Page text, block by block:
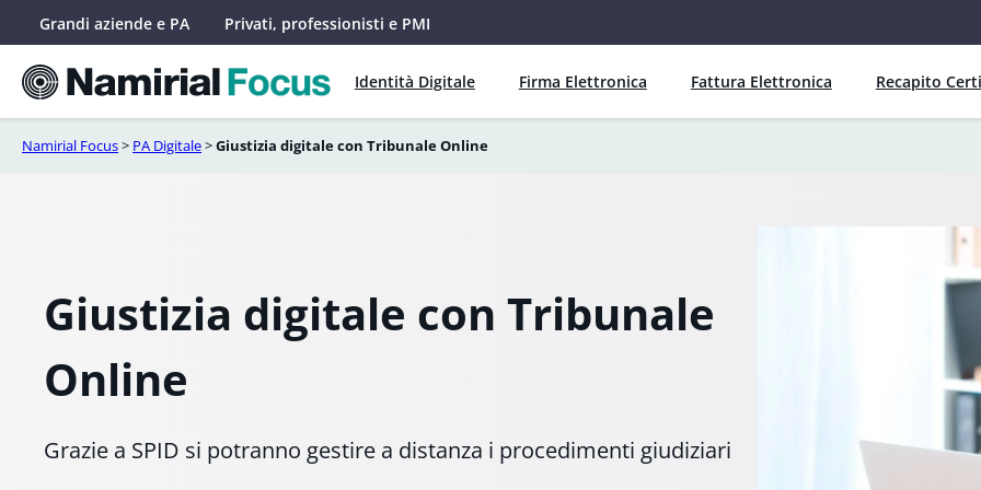
contenuto
Grandi aziende e PA Privati, professionisti e PMI
Identità Digitale Firma Elettronica Fattura Elettronica Recapito
Namirial Focus> PA Digitale>Giustizia digitale con Tribunale Online
Giustizia digitale con Tribunale
Online
Grazie a SPID si potranno gestire a distanza i procedimenti giudiziari